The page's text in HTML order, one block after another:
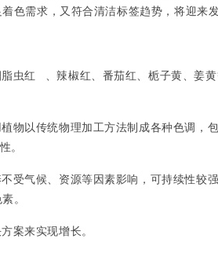
色需求，又符合清洁标签趋势，将迎来发
虫红
、辣椒红、番茄红、栀子黄、姜
物以传统物理加工方法制成各种色调，
。
受气候、资源等因素影响，可持续性较
。
案来实现增长。